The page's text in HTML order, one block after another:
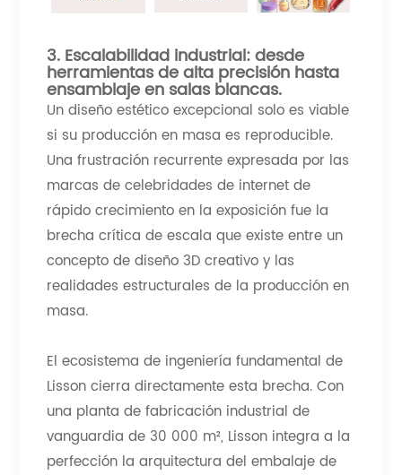
3. Escalabilidad industrial: desde
herramientas de alta precisión hasta
ensamblaje en salas blancas.
Un diseño estético excepcional solo es viable
si su producción en masa es reproducible.
Una frustración recurrente expresada por las
marcas de celebridades de internet de
rápido crecimiento en la exposición fue la
brecha crítica de escala que existe entre un
concepto de diseño 3D creativo y las
realidades estructurales de la producción en
masa.
El ecosistema de ingeniería fundamental de
Lisson cierra directamente esta brecha. Con
una planta de fabricación industrial de
vanguardia de 30 000 m², Lisson integra a la
perfección la arquitectura del embalaje de